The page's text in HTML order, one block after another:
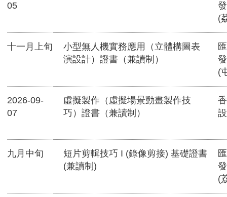
05
(
十一月上旬
小型無人機實務應用（立體構圖表
演設計）證書（兼讀制）
(
2026-09-
07
虛擬製作（虛擬場景動畫製作技
巧）證書（兼讀制）
九月中旬
短片剪輯技巧 I (錄像剪接) 基礎證書
(兼讀制)
(